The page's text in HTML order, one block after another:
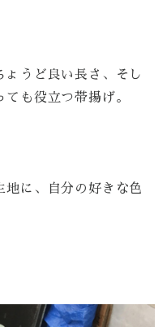
うど良い長さ、そし
も役立つ帯揚げ。
に、自分の好きな色